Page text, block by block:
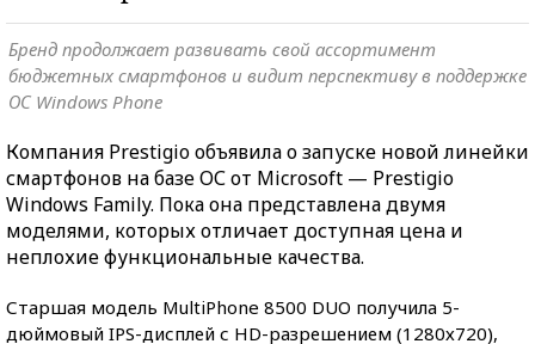
Бренд продолжает развивать свой ассортимент
бюджетных смартфонов и видит перспективу в поддержке
ОС Windows Phone
Компания Prestigio объявила о запуске новой линейки
смартфонов на базе ОС от Microsoft — Prestigio
Windows Family. Пока она представлена двумя
моделями, которых отличает доступная цена и
неплохие функциональные качества.
Старшая модель MultiPhone 8500 DUO получила 5-
дюймовый IPS-дисплей с HD-разрешением (1280х720),